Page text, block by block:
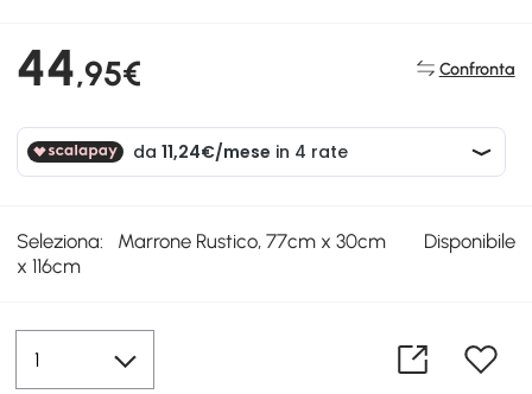
44,95€ Confronta
Seleziona:
Marrone Rustico, 77cm x 30cm
x 116cm
Disponibile